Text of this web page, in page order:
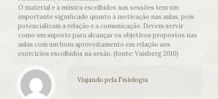
O material e a música escolhidos nas sessões tem um
importante significado quanto à motivação nas aulas, pois
potencializam a relação e a comunicação. Devem servir
como um suporte para alcançar os objetivos propostos nas
aulas com um bom aproveitamento em relação aos
exercícios escolhidos na sesão. (fonte: Vaisberg 2010)
Viajando pela Fisiologia